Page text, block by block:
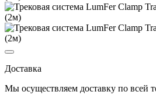
Доставка
Мы осуществляем доставку по всей